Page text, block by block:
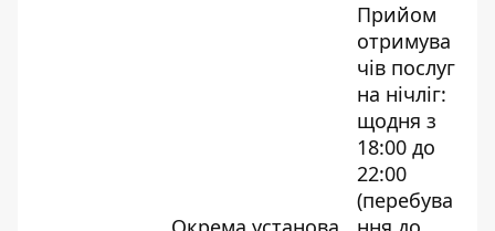
Прийом
отримува
чів послуг
на нічліг:
щодня з
18:00 до
22:00
(перебува